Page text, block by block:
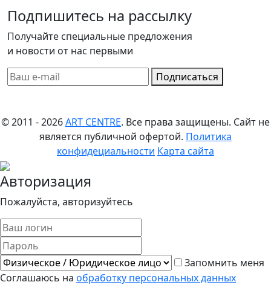
Подпишитесь на рассылку
Получайте специальные предложения
и новости от нас первыми
Подписаться
© 2011 - 2026ART CENTRE. Все права защищены. Сайт не
является публичной офертой. Политика
конфидециальности Карта сайта
Авторизация
Пожалуйста, авторизуйтесь
Запомнить меня
Соглашаюсь на обработку персональных данных